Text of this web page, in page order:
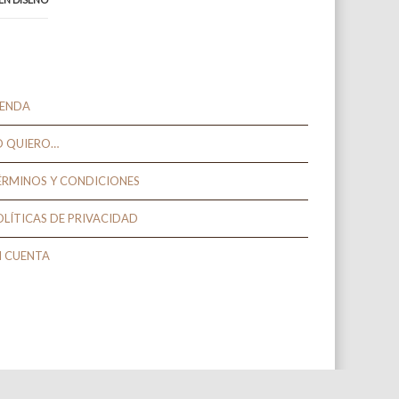
QUIERO…
Y CONDICIONES
DE PRIVACIDAD
CUENTA